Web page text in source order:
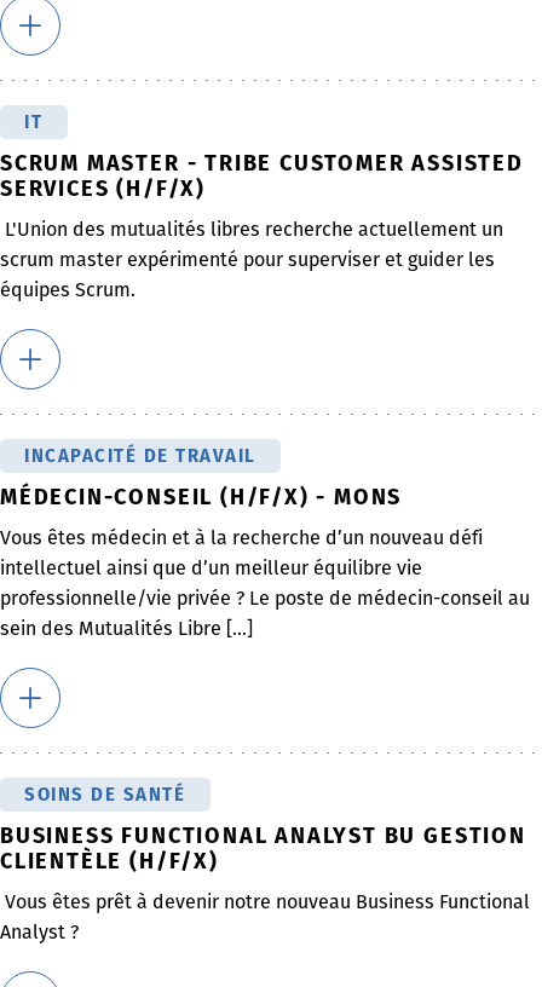
IT
SCRUM MASTER - TRIBE CUSTOMER ASSISTED
SERVICES (H/F/X)
L'Union des mutualités libres recherche actuellement un
scrum master expérimenté pour superviser et guider les
équipes Scrum.
INCAPACITÉ DE TRAVAIL
MÉDECIN-CONSEIL (H/F/X) - MONS
Vous êtes médecin et à la recherche d’un nouveau défi
intellectuel ainsi que d’un meilleur équilibre vie
professionnelle/vie privée ? Le poste de médecin-conseil au
sein des Mutualités Libre [...]
SOINS DE SANTÉ
BUSINESS FUNCTIONAL ANALYST BU GESTION
CLIENTÈLE (H/F/X)
Vous êtes prêt à devenir notre nouveau Business Functional
Analyst ?